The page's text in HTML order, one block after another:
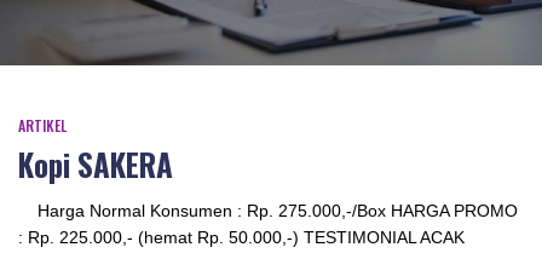
ARTIKEL
Kopi SAKERA
Harga Normal Konsumen : Rp. 275.000,-/Box HARGA PROMO
: Rp. 225.000,- (hemat Rp. 50.000,-) TESTIMONIAL ACAK